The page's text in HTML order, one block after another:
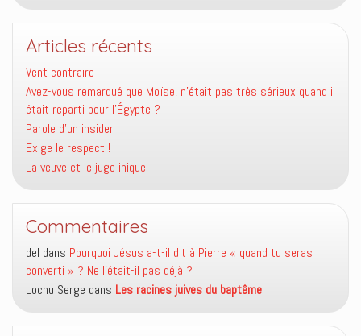
Articles récents
Vent contraire
Avez-vous remarqué que Moïse, n’était pas très sérieux quand il
était reparti pour l’Égypte ?
Parole d’un insider
Exige le respect !
La veuve et le juge inique
Commentaires
del dans Pourquoi Jésus a-t-il dit à Pierre « quand tu seras
converti » ? Ne l’était-il pas déjà ?
Lochu Serge dans Les racines juives du baptême